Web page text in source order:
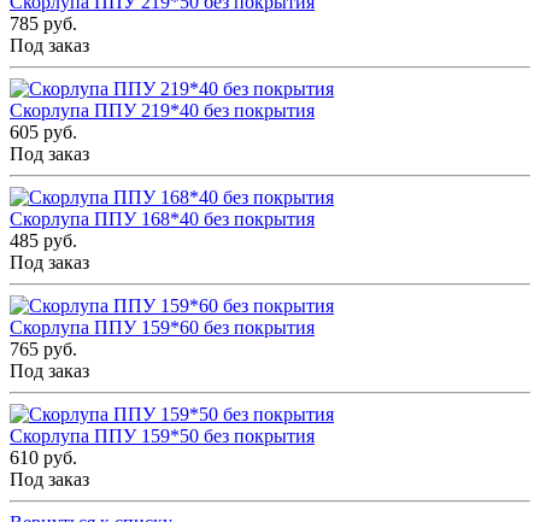
785 руб.
Под заказ
Скорлупа ППУ 219*40 без покрытия
605 руб.
Под заказ
Скорлупа ППУ 168*40 без покрытия
485 руб.
Под заказ
Скорлупа ППУ 159*60 без покрытия
765 руб.
Под заказ
Скорлупа ППУ 159*50 без покрытия
610 руб.
Под заказ